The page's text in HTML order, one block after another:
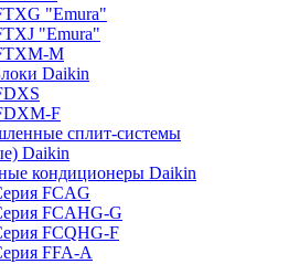
"Emura"
"Emura"
M
Daikin
F
сплит-системы
Daikin
кондиционеры Daikin
FCAG
FCAHG-G
FCQHG-F
FFA-A